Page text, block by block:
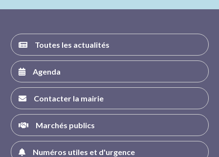
Toutes les actualités
Agenda
Contacter la mairie
Marchés publics
Numéros utiles et d'urgence